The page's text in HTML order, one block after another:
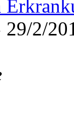
29/2/